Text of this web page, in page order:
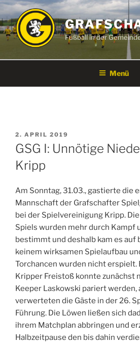
Zum
Inhalt
springen
Fußball in der
Menü
VERÖFFENTLICHT
AM
2. APRIL 2019
GSG I: Unnötige
Kripp
Am Sonntag, 31.03., gastierte die
Mannschaft der Grafschafter
bei der Spielvereinigung Kripp.
Spiels wurden mehr durch Kampf
bestimmt und deshalb kam es auf
keinem wirksamen Spielaufbau
Torchancen wurden nicht
Kripper Freistoß konnte zunächst
Keeper Laskowski pariert werden,
verwerteten die Gäste in der 26.
Führung. Die Löwen ließen sich
ihrem Matchplan abbringen und
Halbzeitpause den bis dahin